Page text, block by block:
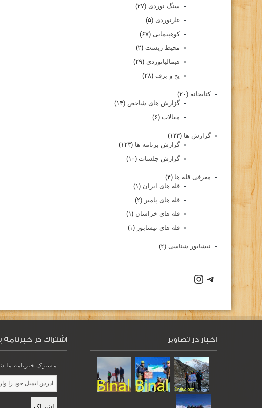
سنگ نوردی (۲۷)
غارنوردی (۵)
کوهپیمایی (۶۷)
محیط زیست (۲)
هیمالیانوردی (۲۹)
یخ و برف (۲۸)
کتابخانه (۲۰)
گزارش های شاخص (۱۴)
مقالات (۶)
گزارش ها (۱۳۳)
گزارش برنامه ها (۱۲۳)
گزارش جلسات (۱۰)
معرفی قله ها (۴)
قله های ایران (۱)
قله های پامیر (۲)
قله های خراسان (۱)
قله های نیشابور (۱)
نیشابور شناسی (۲)
اخبار در تصاویر اشتراك در خبرنامه
مشترک خبرنامه ما